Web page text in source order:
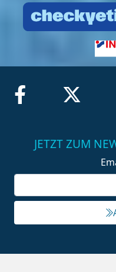
JETZT ZUM